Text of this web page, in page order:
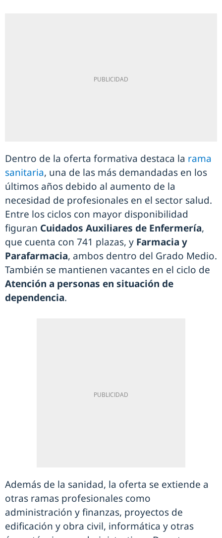
Dentro de la oferta formativa destaca la rama
sanitaria, una de las más demandadas en los
últimos años debido al aumento de la
necesidad de profesionales en el sector salud.
Entre los ciclos con mayor disponibilidad
figuran Cuidados Auxiliares de Enfermería,
que cuenta con 741 plazas, y Farmacia y
Parafarmacia, ambos dentro del Grado Medio.
También se mantienen vacantes en el ciclo de
Atención a personas en situación de
dependencia.
Además de la sanidad, la oferta se extiende a
otras ramas profesionales como
administración y finanzas, proyectos de
edificación y obra civil, informática y otras